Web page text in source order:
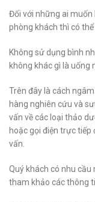
Đối với những ai
phòng khách thì có
Không sử dụng bình
không khác gì là uống
Trên đây là cách
hàng nghiên cứu và
vấn về các loại thảo
hoặc gọi điện trực
vấn.
Quý khách có nhu
tham khảo các thông